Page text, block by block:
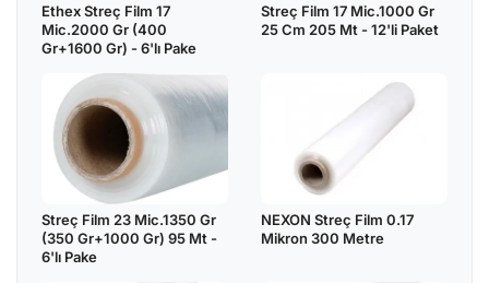
Ethex Streç Film 17
Mic.2000 Gr (400
Gr+1600 Gr) - 6'lı Pake
Streç Film 17 Mic.1000 Gr
25 Cm 205 Mt - 12'li Paket
Streç Film 23 Mic.1350 Gr
(350 Gr+1000 Gr) 95 Mt -
6'lı Pake
NEXON Streç Film 0.17
Mikron 300 Metre